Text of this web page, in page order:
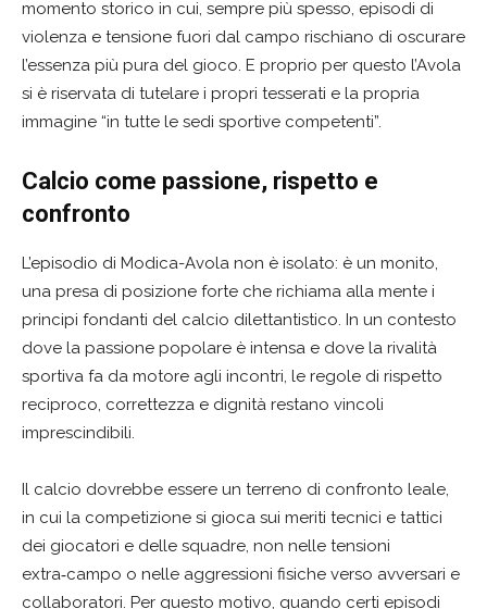
momento storico in cui, sempre più spesso, episodi di
violenza e tensione fuori dal campo rischiano di oscurare
l’essenza più pura del gioco. E proprio per questo l’Avola
si è riservata di tutelare i propri tesserati e la propria
immagine “in tutte le sedi sportive competenti”.
Calcio come passione, rispetto e
confronto
L’episodio di Modica-Avola non è isolato: è un monito,
una presa di posizione forte che richiama alla mente i
principi fondanti del calcio dilettantistico. In un contesto
dove la passione popolare è intensa e dove la rivalità
sportiva fa da motore agli incontri, le regole di rispetto
reciproco, correttezza e dignità restano vincoli
imprescindibili.
Il calcio dovrebbe essere un terreno di confronto leale,
in cui la competizione si gioca sui meriti tecnici e tattici
dei giocatori e delle squadre, non nelle tensioni
extra‑campo o nelle aggressioni fisiche verso avversari e
collaboratori. Per questo motivo, quando certi episodi